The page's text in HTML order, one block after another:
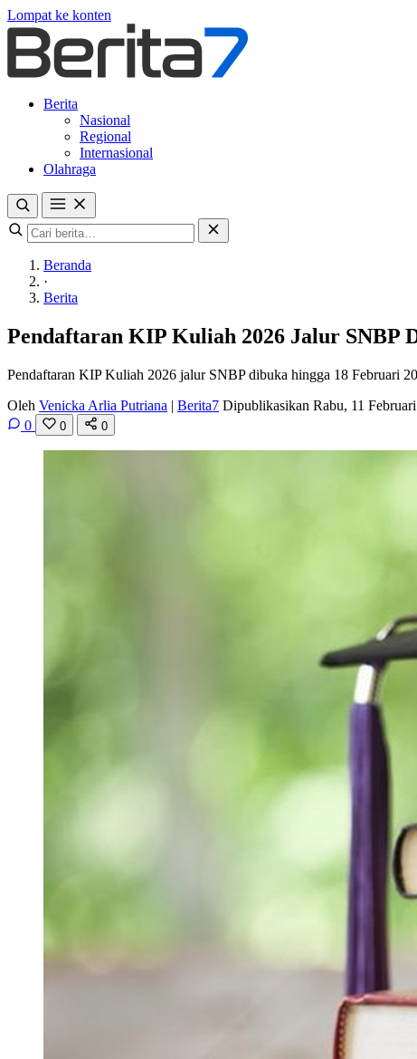
Lompat ke konten
Berita
Nasional
Regional
Internasional
Olahraga
Beranda
·
Berita
Pendaftaran KIP Kuliah 2026 Jalur SNBP
Pendaftaran KIP Kuliah 2026 jalur SNBP dibuka hingga 18 Februari
Oleh Venicka Arlia Putriana | Berita7 Dipublikasikan Rabu, 11
0
0 0